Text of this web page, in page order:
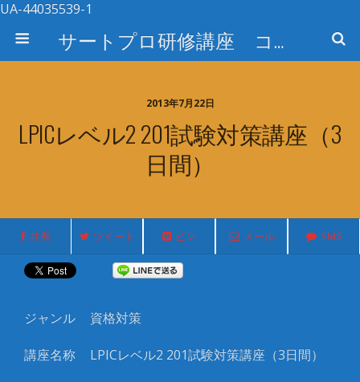
UA-44035539-1
サートプロ研修講座 コース検索
2013年7月22日
LPICレベル2 201試験対策講座（3
日間）
共有 ツイート ピン メール SMS
ジャンル 資格対策
講座名称 LPICレベル2 201試験対策講座（3日間）